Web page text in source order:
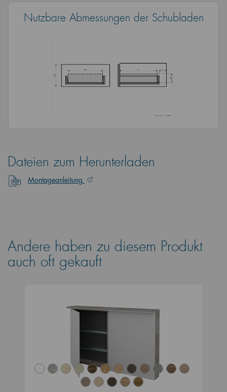
Nutzbare Abmessungen der Schubladen
Dateien zum Herunterladen
Montageanleitung
Andere haben zu diesem Produkt
auch oft gekauft